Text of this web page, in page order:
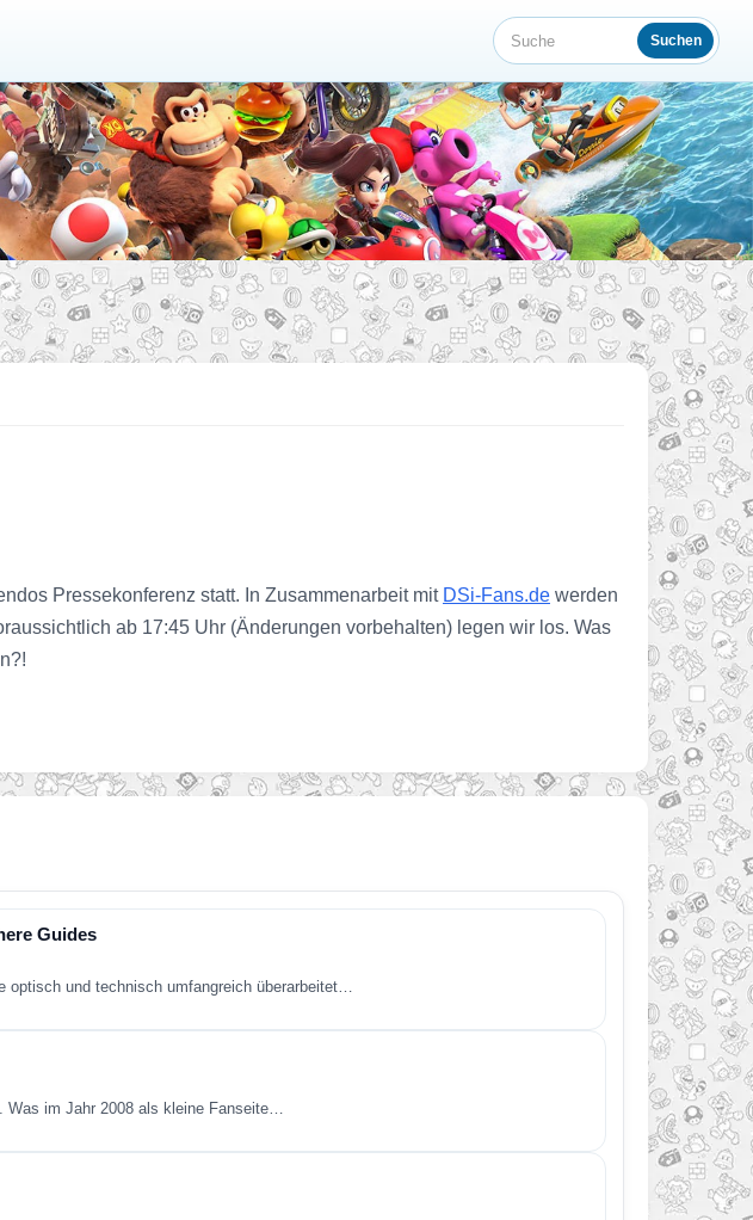
Suche Suchen
Pressekonferenz statt. In Zusammenarbeit mit DSi-Fans.de werden
ab 17:45 Uhr (Änderungen vorbehalten) legen wir los. Was
Guides
optisch und technisch umfangreich überarbeitet…
Was im Jahr 2008 als kleine Fanseite…